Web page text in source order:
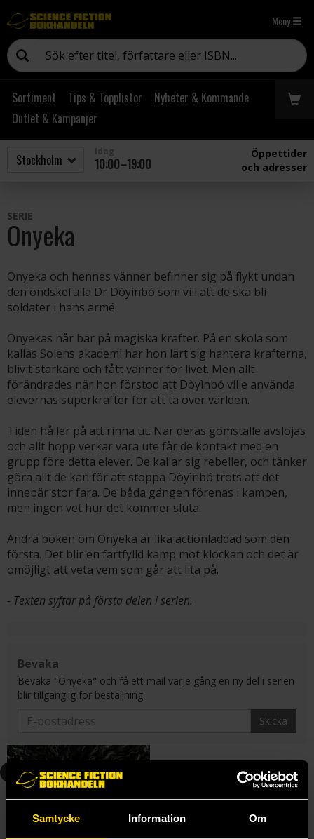
Samtycke Information Om
Meny
Sortiment Tips & Topplistor
Nyheter & Kommande
Outlet & Kampanjer
10:00–19:00
Öppettider
och adresser
SERIE
Onyeka
Onyeka och hennes vänner befinner sig på flykt undan
den ondskefulla Dr Dòyìnbó som vill att de ska bli
soldater i hans armé.
Onyekas hår bär på magiska krafter. På en skola som
kallas Solens akademi har hon lärt sig hantera krafterna,
blivit starkare och fått vänner för livet. Men allt
förändrades när hon förstod att Dòyìnbó ville använda
elevernas superkrafter för att ta över världen.
Tiden håller på att rinna ut. När deras gömställe avslöjas
och allt hopp verkar vara ute får de kontakt med en
grupp före detta elever. De kallar sig rebeller, och tänker
göra allt de kan för att stoppa Dòyìnbó trots att det
innebär stor fara. De båda gängen förenas i kampen,
men ingen vet hur det kommer sluta.
Andra boken om Onyeka är lika actionladdad som den
första. Det blir en fartfylld kamp mot klockan och det är
omöjligt att veta vem som går att lita på­.
- Texten syftar på första delen i serien.
Bevaka
Bevaka "Onyeka" och få ett mail varje gång en ny del i serien
blir tillgänglig för beställning.
Skicka